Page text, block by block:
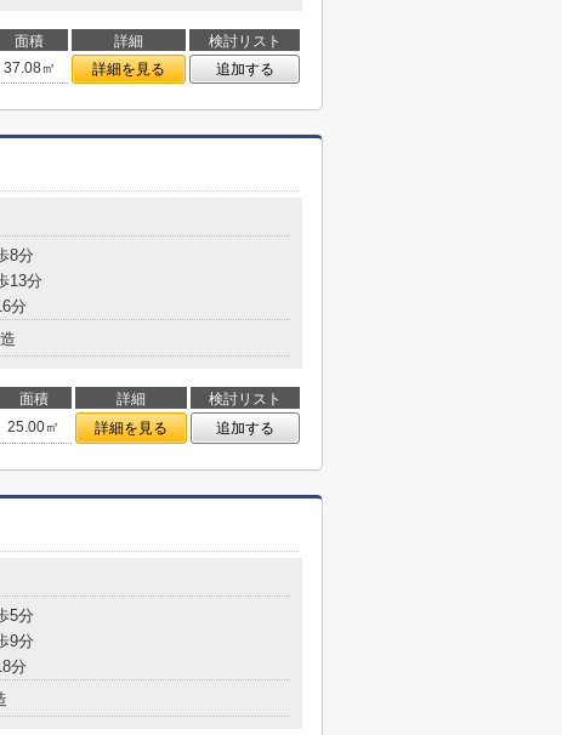
面積 詳細
検討リスト
37.08㎡ 詳細を見る 追加する
8分
13分
分
面積 詳細
検討リスト
25.00㎡ 詳細を見る 追加する
5分
9分
分